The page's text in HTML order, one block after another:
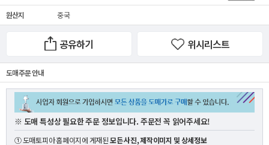
원산지 중국
공유하기 위시리스트
도매 주문 안내
※ 도매 특성상 필요한 주문 정보입니다. 주문전 꼭 읽어주세요!
① 도매토피아 홈페이지에 게재된모든 사진, 제작이미지 및 상세정보